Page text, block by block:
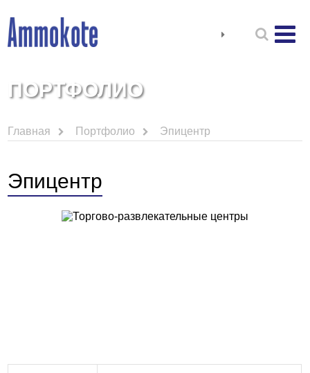
ПОРТФОЛИО
Главная Портфолио Эпицентр
Эпицентр